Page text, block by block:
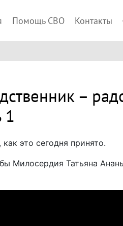
Помощь СВО Контакты
–
1
это сегодня принято.
Милосердия Татьяна